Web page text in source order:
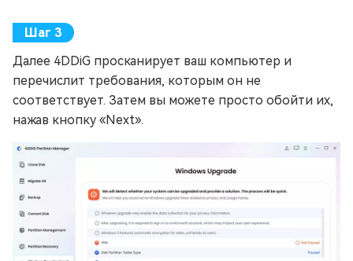
Далее 4DDiG просканирует ваш компьютер и
перечислит требования, которым он не
соответствует. Затем вы можете просто обойти их,
нажав кнопку «Next».